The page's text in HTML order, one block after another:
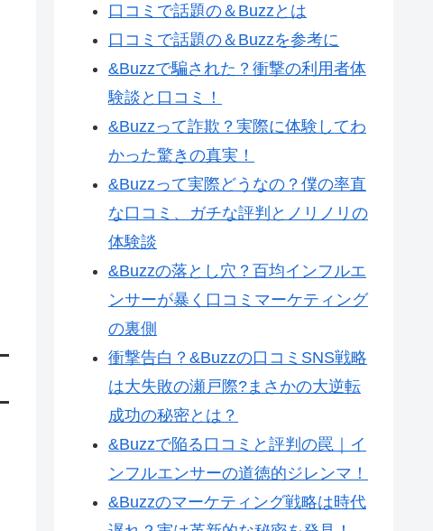
口コミで話題の＆Buzzとは
口コミで話題の＆Buzzを参考に
&Buzzで騙された？衝撃の利用者体
験談と口コミ！
&Buzzって詐欺？実際に体験してわ
かった驚きの真実！
&Buzzって実際どうなの？僕の率直
な口コミ、ガチな評判とノリノリの
体験談
&Buzzの落とし穴？百均インフルエ
ンサーが暴く口コミマーケティング
の裏側
衝撃告白？&Buzzの口コミSNS戦略
は大失敗の瀬戸際?まさかの大逆転
成功の秘密とは？
&Buzzで陥る口コミと評判の罠｜イ
ンフルエンサーの道徳的ジレンマ！
&Buzzのマーケティング戦略は時代